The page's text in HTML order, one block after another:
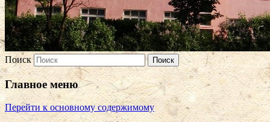
Поиск
Главное меню
Перейти к основному содержимому